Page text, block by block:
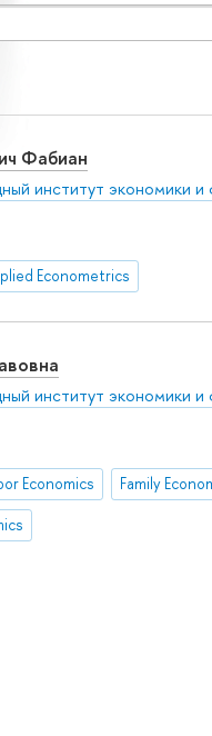
Фабиан
институт экономики и
Econometrics
институт экономики и
Economics Family